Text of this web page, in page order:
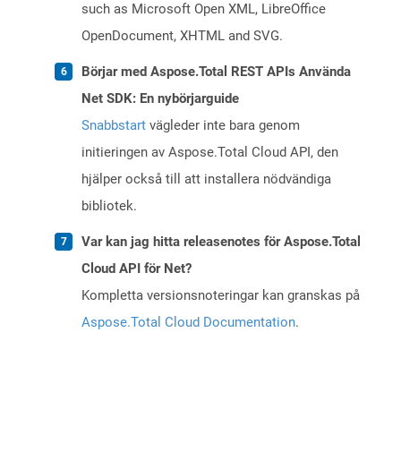
such as Microsoft Open XML, LibreOffice
OpenDocument, XHTML and SVG.
Börjar med Aspose.Total REST APIs Använda
Net SDK: En nybörjarguide
Snabbstart vägleder inte bara genom
initieringen av Aspose.Total Cloud API, den
hjälper också till att installera nödvändiga
bibliotek.
Var kan jag hitta releasenotes för Aspose.Total
Cloud API för Net?
Kompletta versionsnoteringar kan granskas på
Aspose.Total Cloud Documentation.